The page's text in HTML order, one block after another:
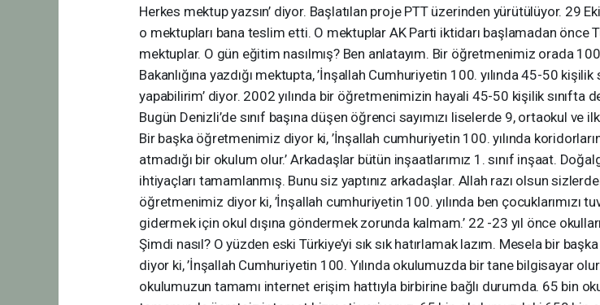
Herkes mektup yazsın’ diyor. Başlatılan proje PTT üzerinden yürütülüyor. 29
o mektupları bana teslim etti. O mektuplar AK Parti iktidarı başlamadan önce
mektuplar. O gün eğitim nasılmış? Ben anlatayım. Bir öğretmenimiz orada
Bakanlığına yazdığı mektupta, ’İnşallah Cumhuriyetin 100. yılında 45-50 kişilik
yapabilirim’ diyor. 2002 yılında bir öğretmenimizin hayali 45-50 kişilik sınıfta
Bugün Denizli’de sınıf başına düşen öğrenci sayımızı liselerde 9, ortaokul ve
Bir başka öğretmenimiz diyor ki, ’İnşallah cumhuriyetin 100. yılında
atmadığı bir okulum olur.’ Arkadaşlar bütün inşaatlarımız 1. sınıf inşaat.
ihtiyaçları tamamlanmış. Bunu siz yaptınız arkadaşlar. Allah razı olsun
öğretmenimiz diyor ki, ’İnşallah cumhuriyetin 100. yılında ben çocuklarımızı
gidermek için okul dışına göndermek zorunda kalmam.’ 22 -23 yıl önce
Şimdi nasıl? O yüzden eski Türkiye’yi sık sık hatırlamak lazım. Mesela bir
diyor ki, ’İnşallah Cumhuriyetin 100. Yılında okulumuzda bir tane bilgisayar
okulumuzun tamamı internet erişim hattıyla birbirine bağlı durumda. 65 bin